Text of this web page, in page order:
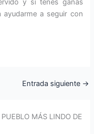
y si tenés ganas
a seguir con
Entrada siguiente →
MÁS LINDO DE